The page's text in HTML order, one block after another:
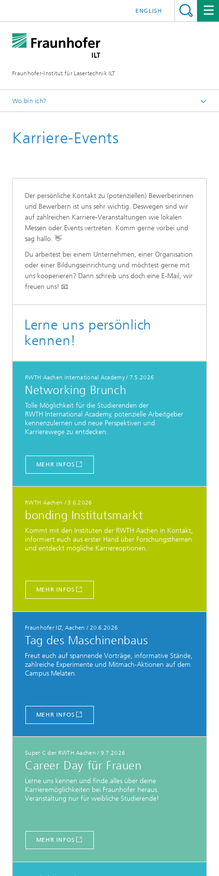
Fraunhofer-Institut für Lasertechnik ILT
ENGLISH
Wo bin ich?
Jobs/Karriere
Karriere-Events
Der persönliche Kontakt zu (potenziellen) Bewerberinnen
und Bewerbern ist uns sehr wichtig. Deswegen sind wir
auf zahlreichen Karriere-Veranstaltungen wie lokalen
Messen oder Events vertreten. Komm gerne vorbei und
sag hallo. 👋
Du arbeitest bei einem Unternehmen, einer Organisation
oder einer Bildungseinrichtung und möchtest gerne mit
uns kooperieren? Dann schreib uns doch eine E-Mail, wir
freuen uns! 📧
Lerne uns persönlich
kennen!
RWTH Aachen International Academy/ 7.5.2026
Networking Brunch
Tolle Möglichkeit für die Studierenden der
RWTH International Academy, potenzielle Arbeitgeber
kennenzulernen und neue Perspektiven und
Karrierewege zu entdecken.
MEHR INFOS
RWTH Aachen /3.6.2026
bonding Institutsmarkt
Kommt mit den Instituten der RWTH Aachen in Kontakt,
informiert euch aus erster Hand über Forschungsthemen
und entdeckt mögliche Karriereoptionen.
MEHR INFOS
Fraunhofer ILT, Aachen / 20.6.2026
Tag des Maschinenbaus
Freut euch auf spannende Vorträge, informative Stände,
zahlreiche Experimente und Mitmach-Aktionen auf dem
Campus Melaten.
MEHR INFOS
Super C der RWTH Aachen / 9.7.2026
Career Day für Frauen
Lerne uns kennen und finde alles über deine
Karrieremöglichkeiten bei Fraunhofer heraus.
Veranstaltung nur für weibliche Studierende!
MEHR INFOS